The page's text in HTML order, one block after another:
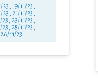
23, 19/11/23,
23, 21/11/23,
23, 23/11/23,
23, 25/11/23,
26/11/23